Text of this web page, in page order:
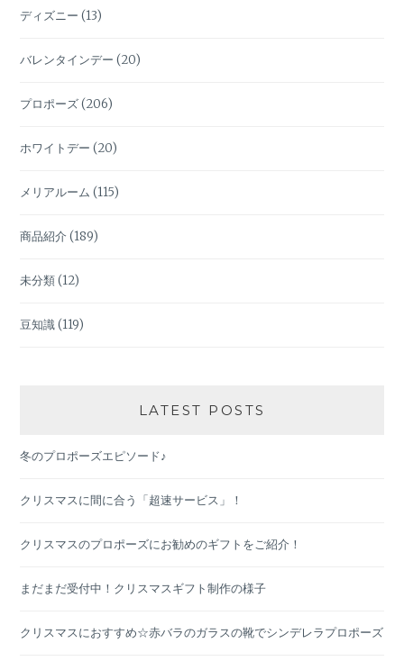
ディズニー (13)
バレンタインデー (20)
プロポーズ(206)
ホワイトデー (20)
メリアルーム (115)
商品紹介 (189)
未分類(12)
豆知識(119)
LATEST POSTS
冬のプロポーズエピソード♪
クリスマスに間に合う「超速サービス」！
クリスマスのプロポーズにお勧めのギフトをご紹介！
まだまだ受付中！クリスマスギフト制作の様子
クリスマスにおすすめ☆赤バラのガラスの靴でシンデレラプロポーズ